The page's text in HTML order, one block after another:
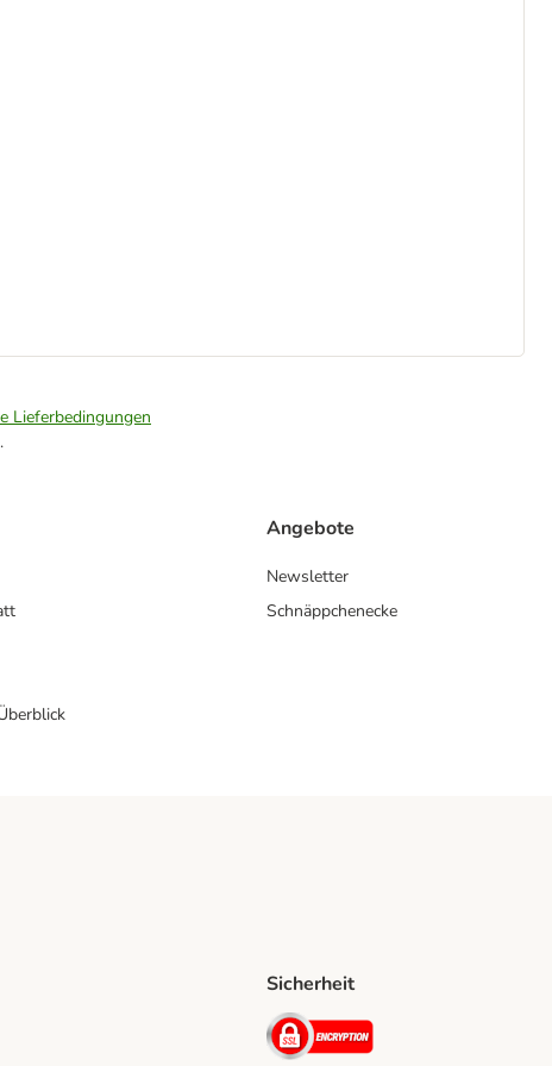
Lieferbedingungen
Angebote
Newsletter
Schnäppchenecke
Sicherheit
Security